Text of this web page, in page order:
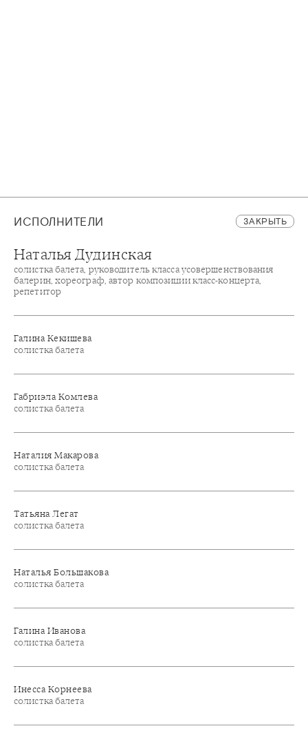
ИСПОЛНИТЕЛИ ЗАКРЫТЬ
Наталья Дудинская
солистка балета, руководитель класса усовершенствования
балерин, хореограф, автор композиции класс-концерта,
репетитор
Галина Кекишева
солистка балета
Габриэла Комлева
солистка балета
Наталия Макарова
солистка балета
Татьяна Легат
солистка балета
Наталья Большакова
солистка балета
Галина Иванова
солистка балета
Инесса Корнеева
солистка балета